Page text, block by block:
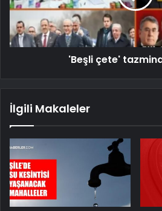
'Beşli çete'
İlgili Makaleler